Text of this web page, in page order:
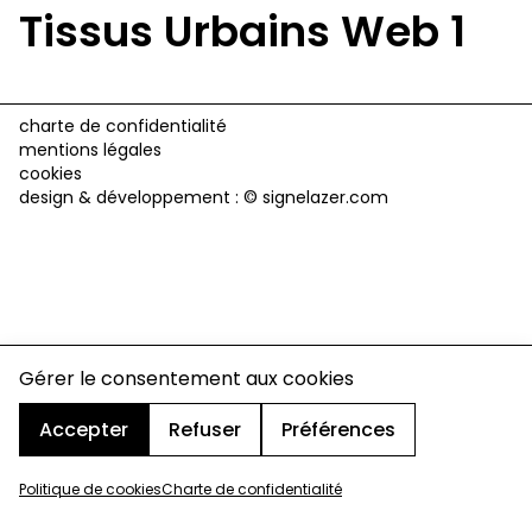
Gérer le consentement aux cookies
Accepter
Refuser Préférences
Politique de cookiesCharte de confidentialité
Tissus Urbains Web 1
charte de confidentialité
mentions légales
cookies
design & développement : © signelazer.com